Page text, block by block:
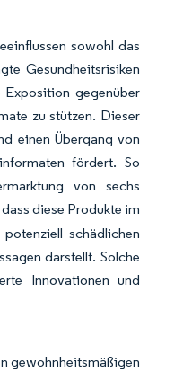
sowohl das
Gesundheitsrisiken
gegenüber
zu stützen. Dieser
einen Übergang von
fördert. So
von sechs
diese Produkte im
schädlichen
darstellt. Solche
Innovationen und
gewohnheitsmäßigen